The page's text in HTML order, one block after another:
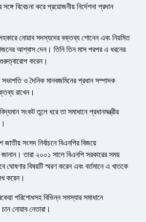
বিবেচনা করে প্রয়োজনীয় নির্দেশনা প্রদান
সহকারে নোয়াব সদস্যদের বক্তব্য শোনেন এবং নিয়মিত
আশ্বাস দেন। তিনি তিন মাস পরপর এ ধরনের
করেন।
ও দৈনিক মানবজমিনের প্রধান সম্পাদক
রাখেন।
সংকট তুলে ধরে তা সমাধানে প্রধানমন্ত্রীর
সংসদ নির্বাচনে বিএনপির বিজয়ে
জানান। তারা ২০০১ সালে বিএনপি সরকারের সময়
ঘোষণার বিষয়টি স্মরণ করেন এবং বর্তমানে এ খাতকে
করেন।
পরিশোধসহ বিভিন্ন সমস্যার সমাধানে
নোয়াব নেতারা।